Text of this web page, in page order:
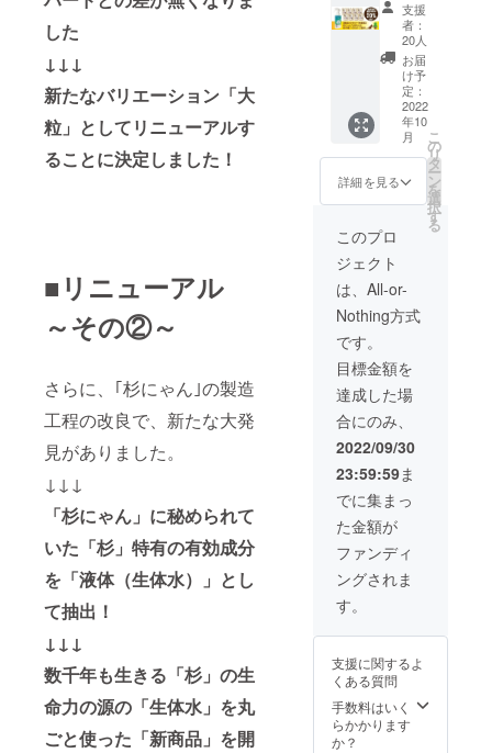
した
↓↓↓
新たなバリエーション「大
粒」としてリニューアルす
ることに決定しました！
■リニューアル
～その②～
さらに、｢杉にゃん｣の製造
工程の改良で、新たな大発
見がありました。
↓↓↓
「杉にゃん」に秘められて
いた「杉」特有の有効成分
を「液体（生体水）」とし
て抽出！
↓↓↓
数千年も生きる「杉」の生
命力の源の「生体水」を丸
ごと使った「新商品」を開
状況、
製造状
況の都
合等に
より出
荷時期
が前後
する場
す。
の揮発
性有効
成分の
チカラ
をお試
しくだ
さい。
※ご注文
状況、
況の都
合等に
荷時期
が前後
する場
合があ
りま
す。
（二層
式）
△） 固
まりま
せん、
トイレ
に流せ
ます。
粒が小
さい他
社の猫
える
の大き
さを揃
えるこ
とで猫
違和感
を少な
くする
できま
す。杉
初心者
の方
猫さ
ん、砂
の弱い
すめで
す。 ※
ご注文
状況、
製造状
況の都
予定価
格：
1980
円） ・
送料
（全国
律）：
1500円
⇒合
【杉
小粒】
（箱型
◎、シ
（二層
式）
△） 固
まりま
せん、
に流せ
ます。
粒が小
さい他
社の猫
砂から
切り替
の大き
さを揃
えるこ
とで猫
さんの
違和感
割】 ・
オーガ
ニック
猫砂 杉
にゃん
大粒 8
袋：
8440円
（通常
販売価
格：
円…
20%OF
F） ・
杉の精
100ml
：ご提
予定価
格：
1980
円） ・
送料
（全国
一
律）：
1500円
⇒合
計：
9940円
【杉
（箱型
◎、シ
ステム
トイレ
（二層
支援
者：
20人
お届
け予
定：
2022
年10
月
詳細を見る
こ
の
リ
タ
ー
ン
を
選
択
す
る
このプロ
ジェクト
は、All-or-
Nothing方式
です。
目標金額を
達成した場
合にのみ、
2022/09/30
23:59:59ま
でに集まっ
た金額が
ファンディ
ングされま
す。
支援に関するよ
くある質問
手数料はいく
らかかります
か？